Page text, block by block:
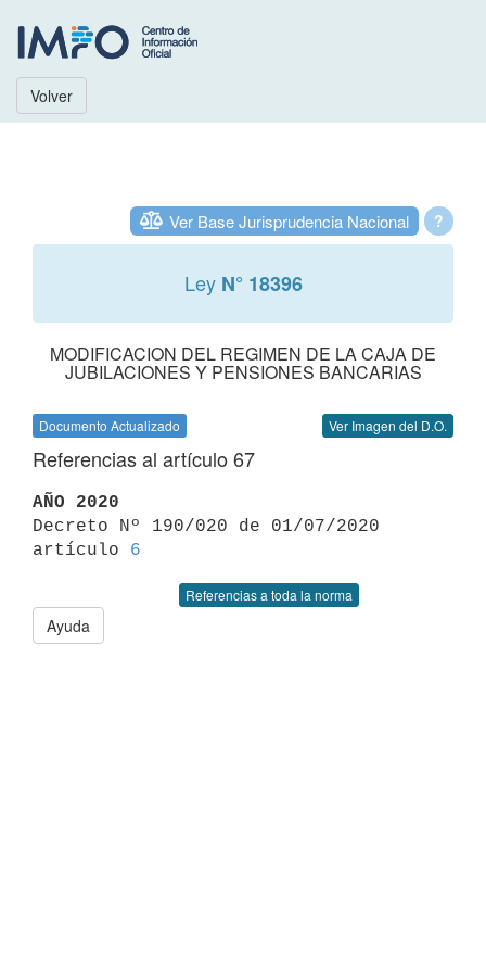
Volver
?
Ver Base Jurisprudencia Nacional
Ley N° 18396
MODIFICACION DEL REGIMEN DE LA CAJA DE
JUBILACIONES Y PENSIONES BANCARIAS
Documento Actualizado Ver Imagen del D.O.
Referencias al artículo 67
AÑO 2020
Decreto Nº 190/020 de 01/07/2020
artículo 6
Referencias a toda la norma
Ayuda